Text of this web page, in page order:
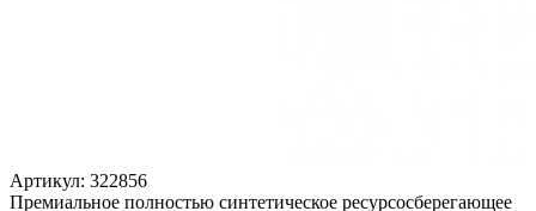
Артикул: 322856
Премиальное полностью синтетическое ресурсосберегающее